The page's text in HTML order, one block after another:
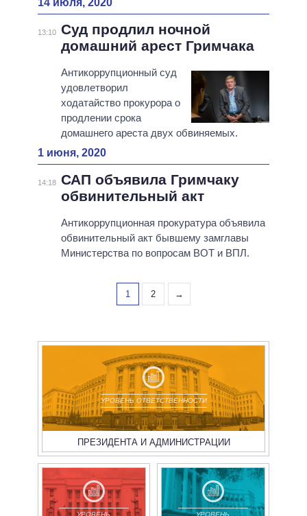
14 июля, 2020
13:10 Суд продлил ночной
домашний арест Гримчака
Антикоррупционный суд
удовлетворил
ходатайство прокурора о
продлении срока
домашнего ареста двух обвиняемых.
1 июня, 2020
14:18 САП объявила Гримчаку
обвинительный акт
Антикоррупционная прокуратура объявила
обвинительный акт бывшему замглавы
Министерства по вопросам ВОТ и ВПЛ.
1 2 →
УРОВЕНЬ ОТВЕТСТВЕННОСТИ
ПРЕЗИДЕНТА И АДМИНИСТРАЦИИ